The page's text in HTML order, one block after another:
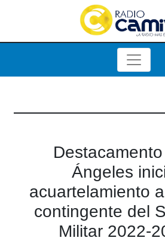
Ángeles
acuartelamiento
contingente del
Militar 2022-